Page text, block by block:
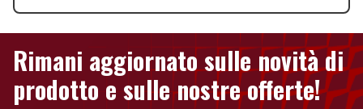
Rimani aggiornato sulle novità di
prodotto e sulle nostre offerte!